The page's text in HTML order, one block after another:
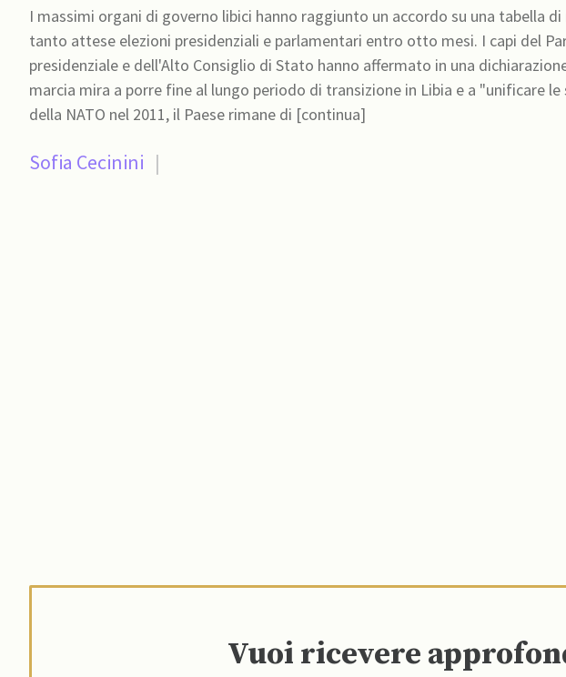
I massimi organi di governo libici hanno raggiunto un accordo su una tabella
tanto attese elezioni presidenziali e parlamentari entro otto mesi. I capi del
presidenziale e dell'Alto Consiglio di Stato hanno affermato in una
marcia mira a porre fine al lungo periodo di transizione in Libia e a "unificare le sue
della NATO nel 2011, il Paese rimane di [continua]
Sofia Cecinini |
Vuoi ricevere